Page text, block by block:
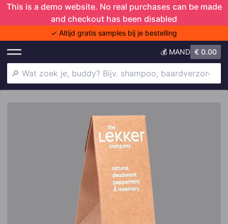
This is a demo website. No real purchases can be made
and checkout has been disabled
✓ Altijd gratis samples bij je bestelling
💰 MAND € 0.00
Anti-aging Haaruitval
Skincare